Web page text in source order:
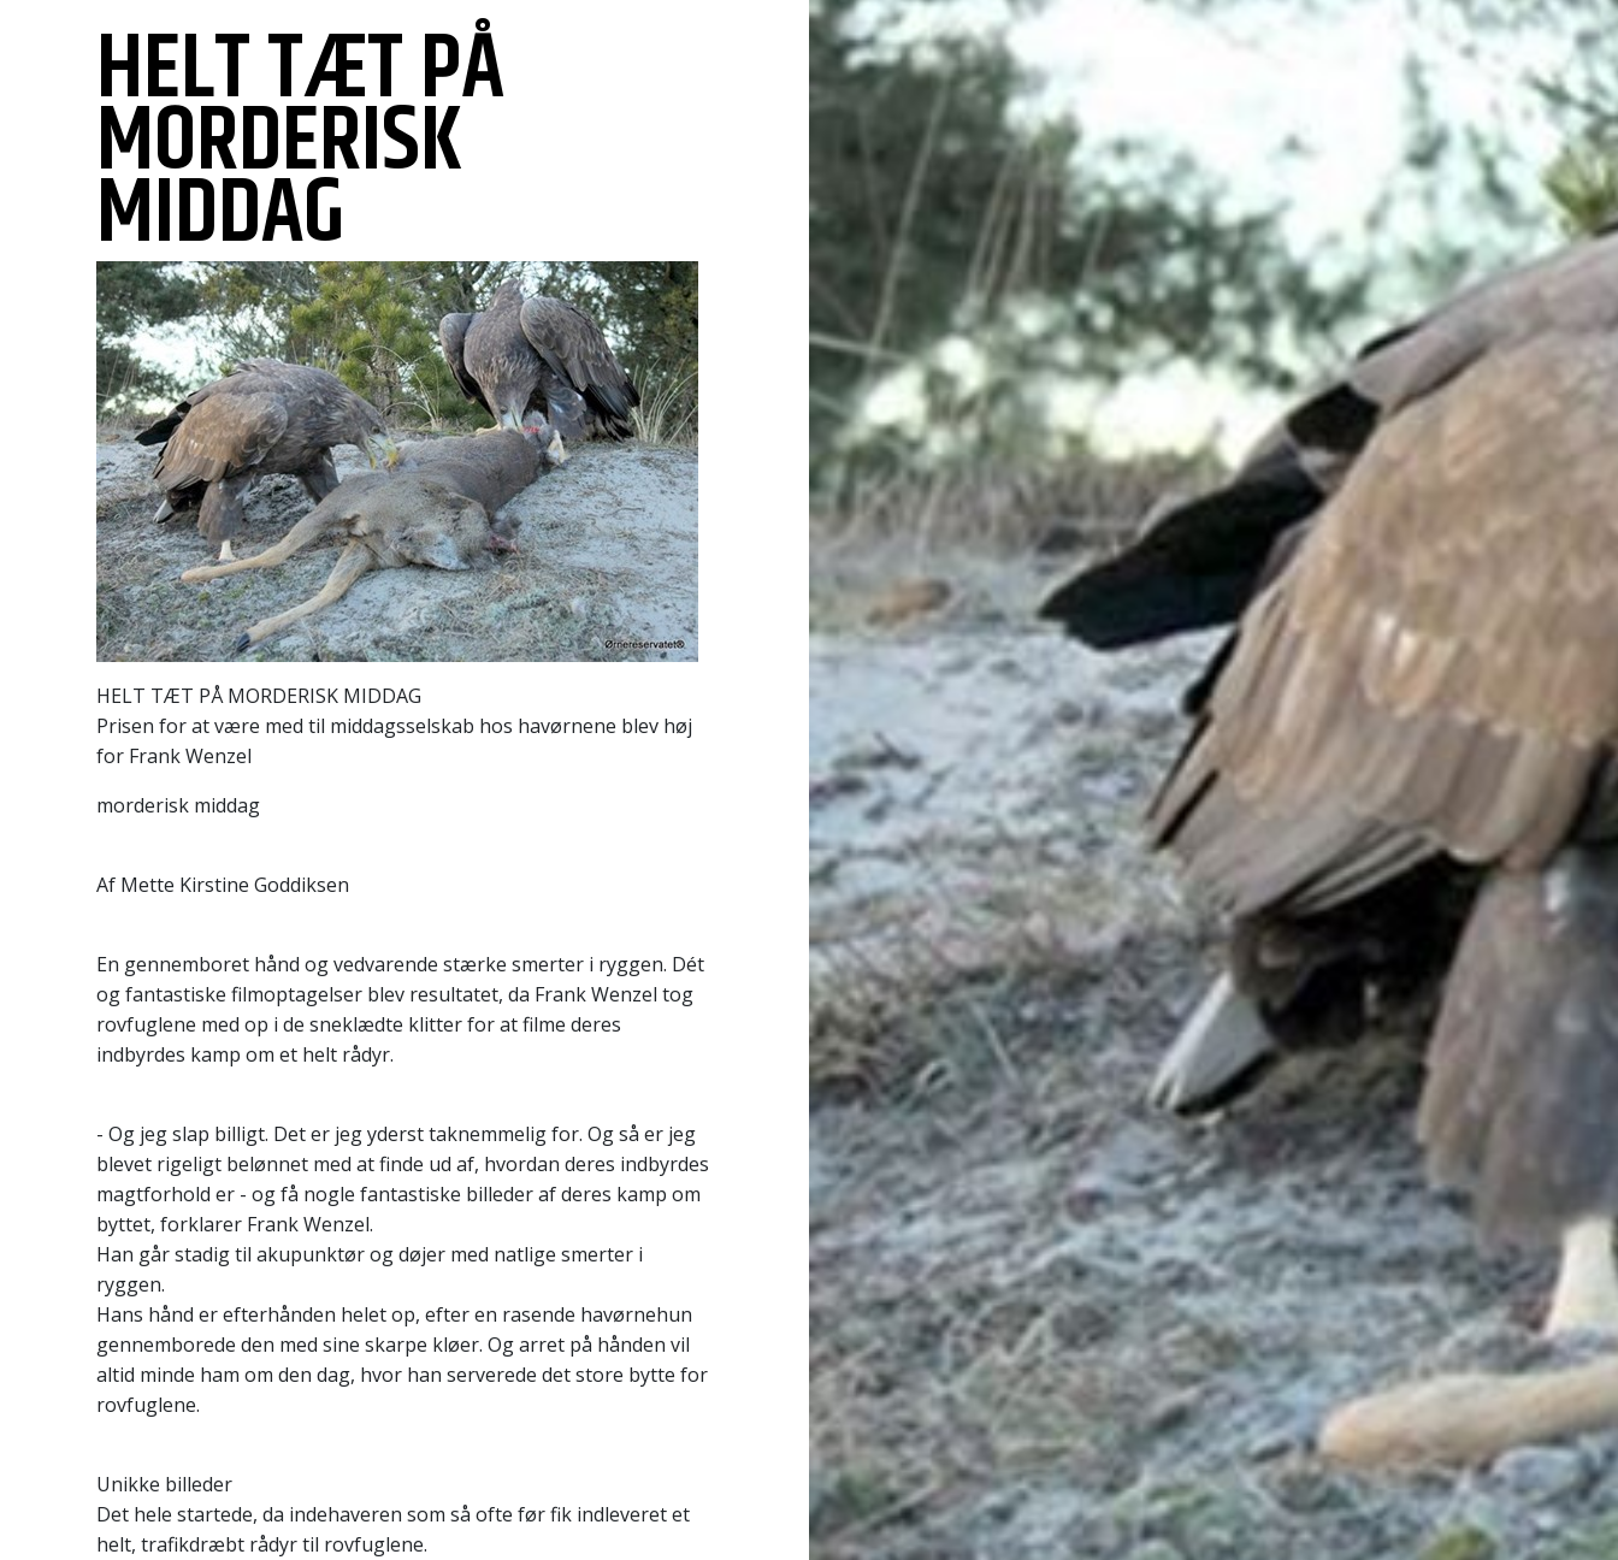
HELT TÆT PÅ
MORDERISK
MIDDAG
HELT TÆT PÅ MORDERISK MIDDAG
Prisen for at være med til middagsselskab hos havørnene blev høj
for Frank Wenzel
morderisk middag
Af Mette Kirstine Goddiksen
En gennemboret hånd og vedvarende stærke smerter i ryggen. Dét
og fantastiske filmoptagelser blev resultatet, da Frank Wenzel tog
rovfuglene med op i de sneklædte klitter for at filme deres
indbyrdes kamp om et helt rådyr.
- Og jeg slap billigt. Det er jeg yderst taknemmelig for. Og så er jeg
blevet rigeligt belønnet med at finde ud af, hvordan deres indbyrdes
magtforhold er - og få nogle fantastiske billeder af deres kamp om
byttet, forklarer Frank Wenzel.
Han går stadig til akupunktør og døjer med natlige smerter i
ryggen.
Hans hånd er efterhånden helet op, efter en rasende havørnehun
gennemborede den med sine skarpe kløer. Og arret på hånden vil
altid minde ham om den dag, hvor han serverede det store bytte for
rovfuglene.
Unikke billeder
Det hele startede, da indehaveren som så ofte før fik indleveret et
helt, trafikdræbt rådyr til rovfuglene.